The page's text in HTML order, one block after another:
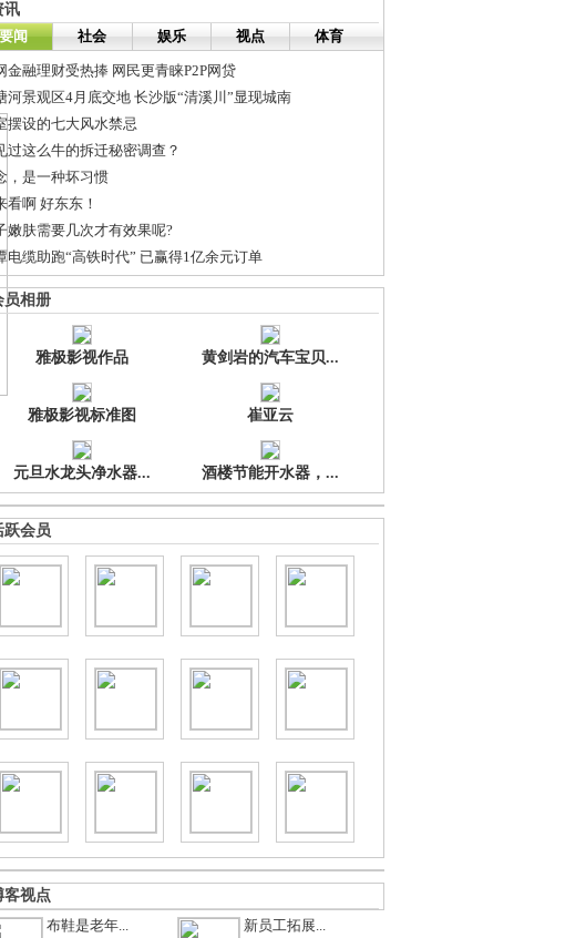
讯
要闻
社会 娱乐 视点 体育
金融理财受热捧 网民更青睐P2P网贷
河景观区4月底交地 长沙版“清溪川”显现城南
摆设的七大风水禁忌
过这么牛的拆迁秘密调查？
，是一种坏习惯
看啊 好东东！
嫩肤需要几次才有效果呢?
电缆助跑“高铁时代” 已赢得1亿余元订单
科技CEO刘学臣与北大光华学子面对面
河西先导区初现新区雏形
员相册
雅极影视作品 黄剑岩的汽车宝贝...
雅极影视标准图 崔亚云
元旦水龙头净水器... 酒楼节能开水器，...
跃会员
客视点
布鞋是老年...
新员工拓展...